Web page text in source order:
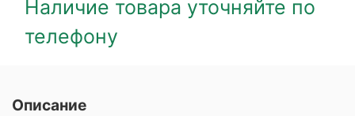
Наличие товара уточняйте по
телефону
Описание